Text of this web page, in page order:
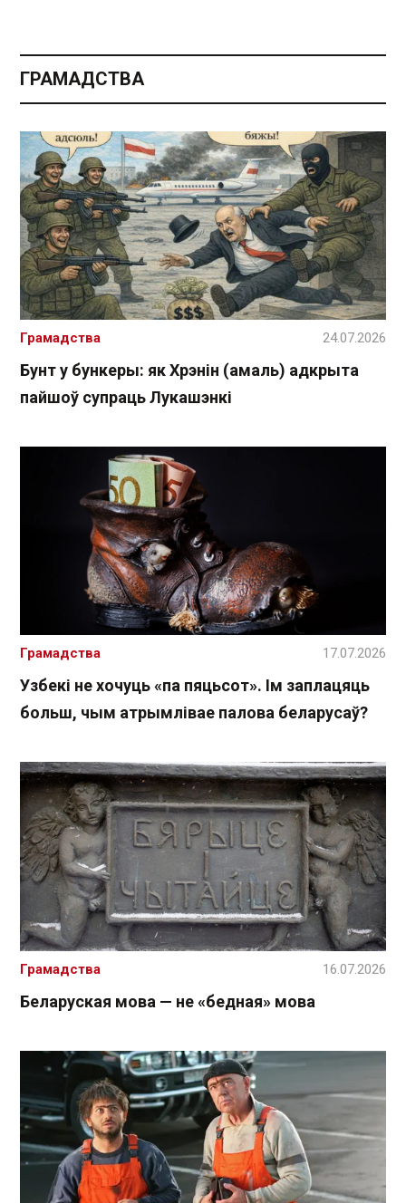
ГРАМАДСТВА
Бунт у бункеры: як Хрэнін (амаль) адкрыта
пайшоў супраць Лукашэнкі
Грамадства 24.07.2026
Узбекі не хочуць «па пяцьсот». Ім заплацяць
больш, чым атрымлівае палова беларусаў?
Грамадства 17.07.2026
Беларуская мова — не «бедная» мова
Грамадства 16.07.2026